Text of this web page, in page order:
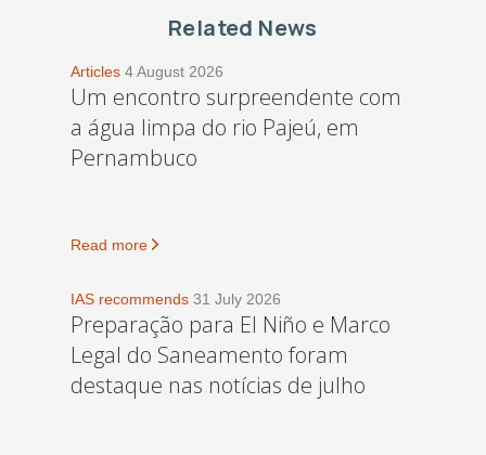
Related News
Articles 4 August 2026
Um encontro surpreendente com
a água limpa do rio Pajeú, em
Pernambuco
Read more
IAS recommends 31 July 2026
Preparação para El Niño e Marco
Legal do Saneamento foram
destaque nas notícias de julho